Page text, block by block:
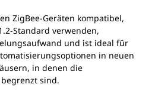
ZigBee-Geräten kompatibel,
Standard verwenden,
und ist ideal für
in neuen
in denen die
sind.